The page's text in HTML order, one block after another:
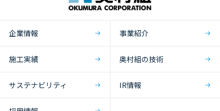
企業情報 事業紹介
施工実績 奥村組の技術
サステナビリティ IR情報